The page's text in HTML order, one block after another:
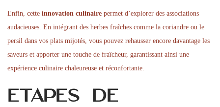
Enfin, cette innovation culinaire permet d’explorer des associations
audacieuses. En intégrant des herbes fraîches comme la coriandre ou le
persil dans vos plats mijotés, vous pouvez rehausser encore davantage les
saveurs et apporter une touche de fraîcheur, garantissant ainsi une
expérience culinaire chaleureuse et réconfortante.
Étapes de